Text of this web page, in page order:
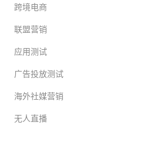
跨境电商
联盟营销
应用测试
广告投放测试
海外社媒营销
无人直播